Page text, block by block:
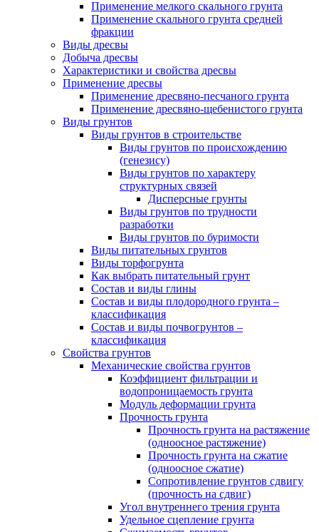
Применение мелкого скального грунта
Применение скального грунта средней
фракции
Виды дресвы
Добыча дресвы
Характеристики и свойства дресвы
Применение дресвы
Применение дресвяно-песчаного грунта
Применение дресвяно-щебенистого грунта
Виды грунтов
Виды грунтов в строительстве
Виды грунтов по происхождению
(генезису)
Виды грунтов по характеру
структурных связей
Дисперсные грунты
Виды грунтов по трудности
разработки
Виды грунтов по буримости
Виды питательных грунтов
Виды торфогрунта
Как выбрать питательный грунт
Состав и виды глины
Состав и виды плодородного грунта –
классификация
Состав и виды почвогрунтов –
классификация
Свойства грунтов
Механические свойства грунтов
Коэффициент фильтрации и
водопроницаемость грунта
Модуль деформации грунта
Прочность грунта
Прочность грунта на растяжение
(одноосное растяжение)
Прочность грунта на сжатие
(одноосное сжатие)
Сопротивление грунтов сдвигу
(прочность на сдвиг)
Угол внутреннего трения грунта
Удельное сцепление грунта